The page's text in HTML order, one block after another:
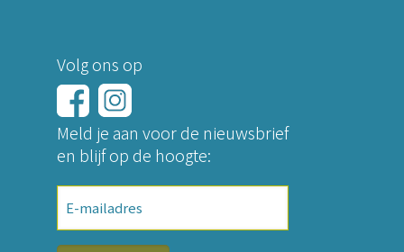
Volg ons op
Meld je aan voor de nieuwsbrief
en blijf op de hoogte:
E-
mailadres